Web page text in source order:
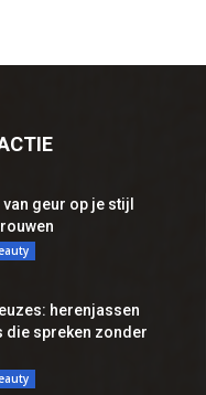
van geur op je stijl
herenjassen
die spreken zonder